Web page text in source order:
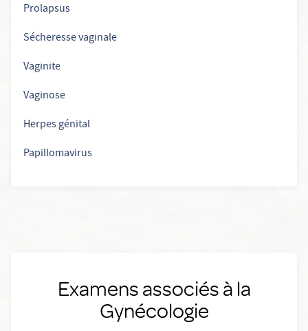
Prolapsus
Sécheresse vaginale
Vaginite
Vaginose
Herpes génital
Papillomavirus
Examens associés à la
Gynécologie